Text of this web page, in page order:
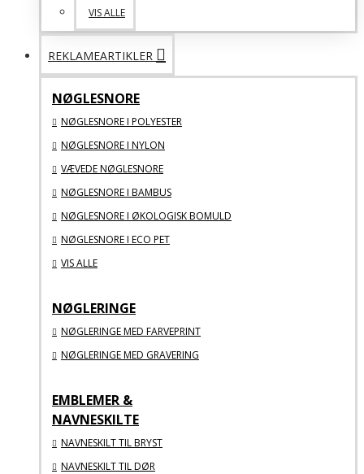
VIS ALLE
REKLAMEARTIKLER
NØGLESNORE
NØGLESNORE I POLYESTER
NØGLESNORE I NYLON
VÆVEDE NØGLESNORE
NØGLESNORE I BAMBUS
NØGLESNORE I ØKOLOGISK BOMULD
NØGLESNORE I ECO PET
VIS ALLE
NØGLERINGE
NØGLERINGE MED FARVEPRINT
NØGLERINGE MED GRAVERING
EMBLEMER &
NAVNESKILTE
NAVNESKILT TIL BRYST
NAVNESKILT TIL DØR